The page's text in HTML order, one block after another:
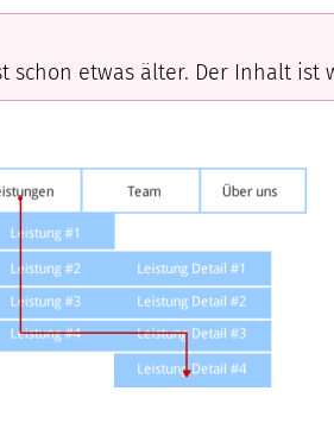
schon etwas älter. Der Inhalt ist